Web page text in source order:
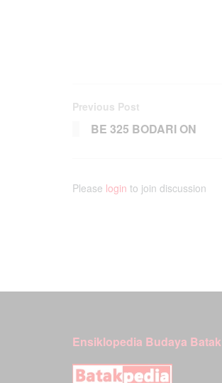
Previous Post
BE 325 BODARI ON
Please login to join discussion
Ensiklopedia Budaya Batak